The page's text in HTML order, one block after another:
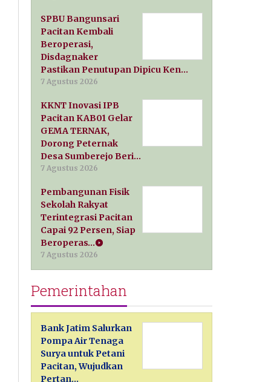
SPBU Bangunsari
Pacitan Kembali
Beroperasi,
Disdagnaker
Pastikan Penutupan Dipicu Ken…
7 Agustus 2026
KKNT Inovasi IPB
Pacitan KAB01 Gelar
GEMA TERNAK,
Dorong Peternak
Desa Sumberejo Beri…
7 Agustus 2026
Pembangunan Fisik
Sekolah Rakyat
Terintegrasi Pacitan
Capai 92 Persen, Siap
Beroperas…
7 Agustus 2026
Pemerintahan
Bank Jatim Salurkan
Pompa Air Tenaga
Surya untuk Petani
Pacitan, Wujudkan
Pertan…